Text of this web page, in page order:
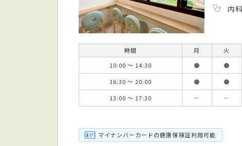
内科
時間 月 火
10:00 ～ 14:30
● ●
16:30 ～ 20:00
● ●
13:00 ～ 17:30
－ －
マイナンバーカードの健康保険証利用可能